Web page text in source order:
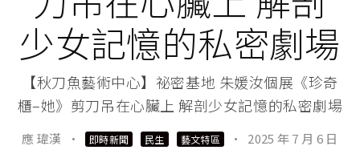
少女記憶的私密劇場
【秋刀魚藝術中心】祕密基地 朱媛汝個展《珍奇
櫃–她》剪刀吊在心臟上 解剖少女記憶的私密劇場
應 瑋漢 · 即時新聞 民生 藝文特區 · 2025 年 7 月 6 日